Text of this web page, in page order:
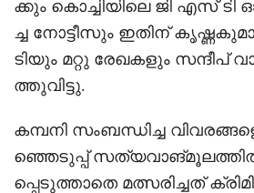
ക്കും കൊച്ചിയിലെ ജി എസ് ടി
ച്ച നോട്ടീസും ഇതിന്
ടിയും മറ്റു രേഖകളും സന്ദീപ്
ത്തുവിട്ടു.
കമ്പനി സംബന്ധിച്ച
ഞ്ഞെടുപ്പ്
പ്പെടുത്താതെ മത്സരിച്ചത്